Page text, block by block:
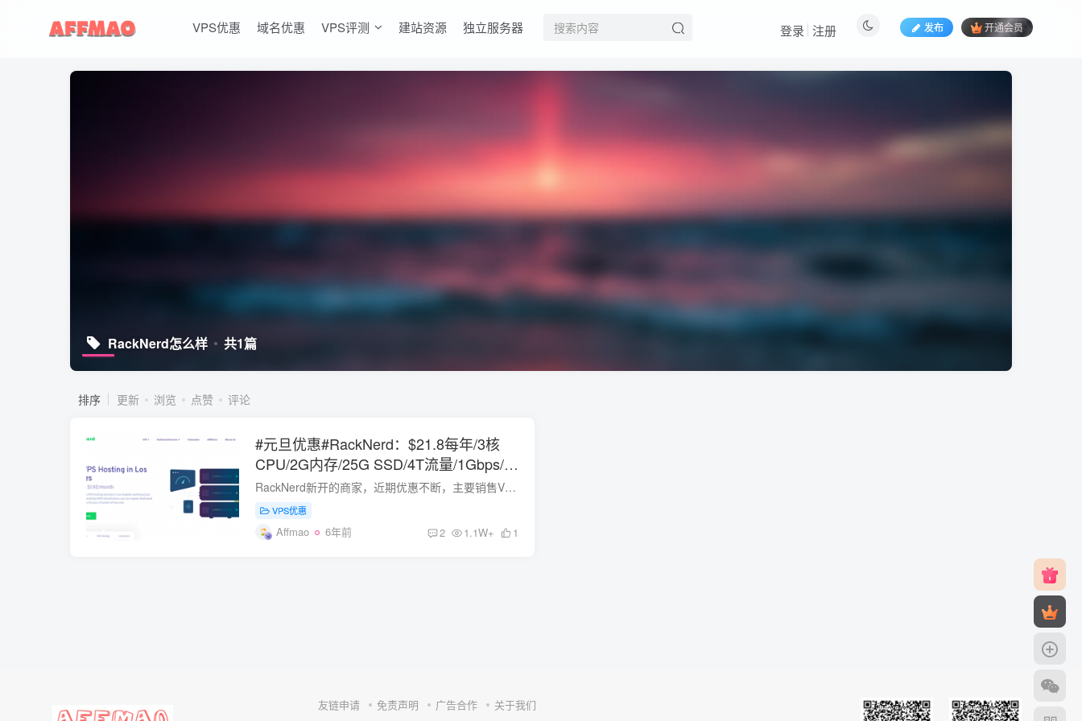
VPS优惠 域名优惠 VPS评测 建站资源 独立服务器 发布 开通会员
登录 注册
RackNerd怎么样 共1篇
排序 更新 浏览 点赞 评论
#元旦优惠#RackNerd：$21.8每年/3核
CPU/2G内存/25G SSD/4T流量/1Gbps/1
个IP/KVM
RackNerd新开的商家，近期优惠不断，主要销售VPS服务，机房为美国洛杉矶MC机房，今天收到了商家的投稿，对了庆祝元旦，商家推出了两款特价机器，这次的配置比较还比较不错，价格方面还是延续着...
VPS优惠
Affmao 6年前 2 1.1W+ 1
友链申请 免责声明 广告合作 关于我们